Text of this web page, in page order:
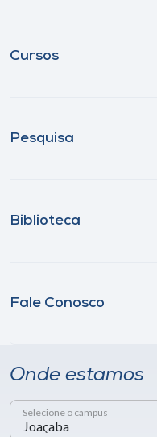
Cursos
Pesquisa
Biblioteca
Fale Conosco
Onde estamos
Selecione o campus